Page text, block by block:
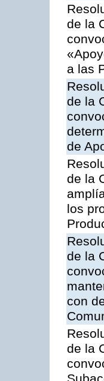
de la
a las
de la
de
de la
los
de la
con
de la